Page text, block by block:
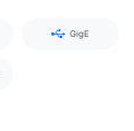
GigE